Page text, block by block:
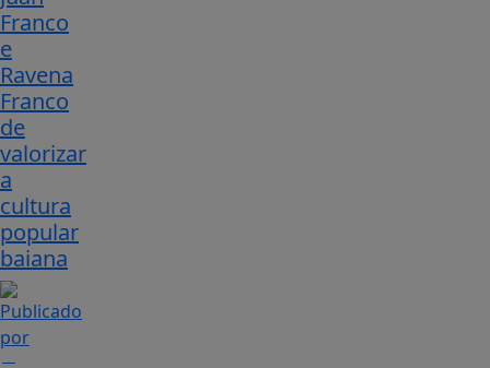
Franco
e
Ravena
Franco
de
valorizar
a
cultura
popular
baiana